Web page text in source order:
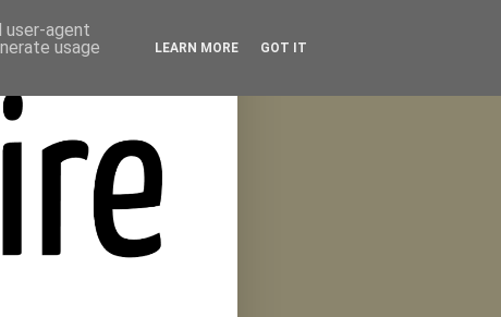
user-agent
usage
LEARN MORE GOT IT